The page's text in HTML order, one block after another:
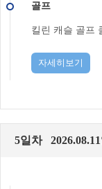
골프
킬린 캐슬 골프
자세히보기
5일차